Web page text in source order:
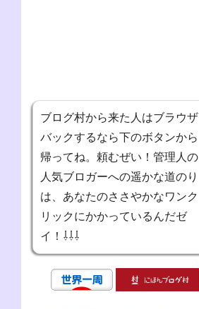
ブログ村から来た人はブラウザ
バックするなら下のボタンから
帰ってね。頼むぜい！管理人の
人気ブロガーへの遥かな道のり
は、あなたのささやかなワンク
リックにかかっているんだゼ
イ！⇩⇩⇩